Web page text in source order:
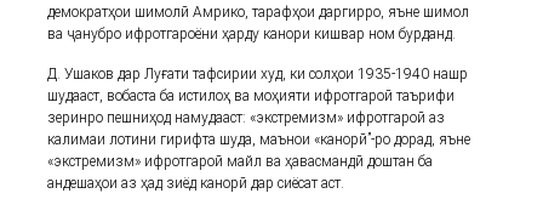
демократҳои шимолӣ Амрико, тарафҳои даргирро, яъне шимол
ва ҷанубро ифротгароёни ҳарду канори кишвар ном бурданд.
Д. Ушаков дар Луғати тафсирии худ, ки солҳои 1935-1940 нашр
шудааст, вобаста ба истилоҳ ва моҳияти ифротгароӣ таърифи
зеринро пешниҳод намудааст: «экстремизм» ифротгароӣ аз
калимаи лотини гирифта шуда, маънои «канорӣ”-ро дорад, яъне
«экстремизм» ифротгароӣ майл ва ҳавасмандӣ доштан ба
андешаҳои аз ҳад зиёд канорӣ дар сиёсат аст.